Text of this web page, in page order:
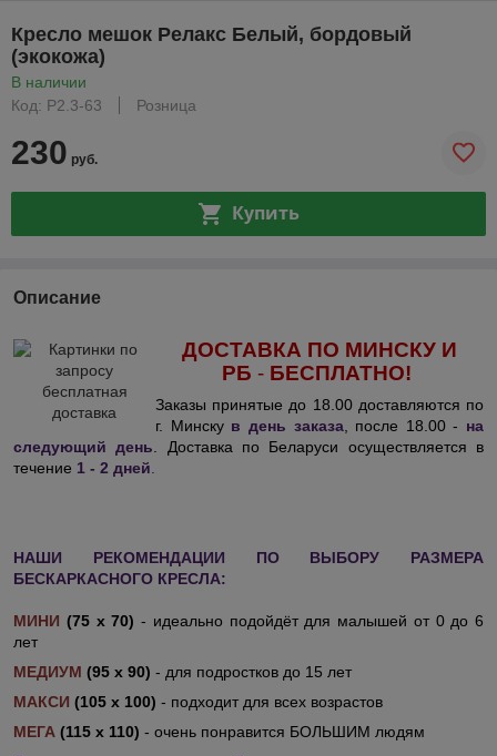
Кресло мешок Релакс Белый, бордовый
(экокожа)
В наличии
Код: Р2.3-63
Розница
230 руб.
Купить
Описание
ДОСТАВКА ПО МИНСКУ И
РБ - БЕСПЛАТНО!
Заказы принятые до 18.00 доставляются по
г. Минску в день заказа, после 18.00 - на
следующий день . Доставка по Беларуси осуществляется в
течение 1 - 2 дней
НАШИ РЕКОМЕНДАЦИИ ПО ВЫБОРУ РАЗМЕРА
БЕСКАРКАСНОГО КРЕСЛА:
МИНИ (75 х 70) - идеально подойдёт для малышей от 0 до 6
лет
МЕДИУМ (95 х 90) - для подростков до 15 лет
МАКСИ (105 х 100) - подходит для всех возрастов
МЕГА (115 х 110) - очень понравится БОЛЬШИМ людям